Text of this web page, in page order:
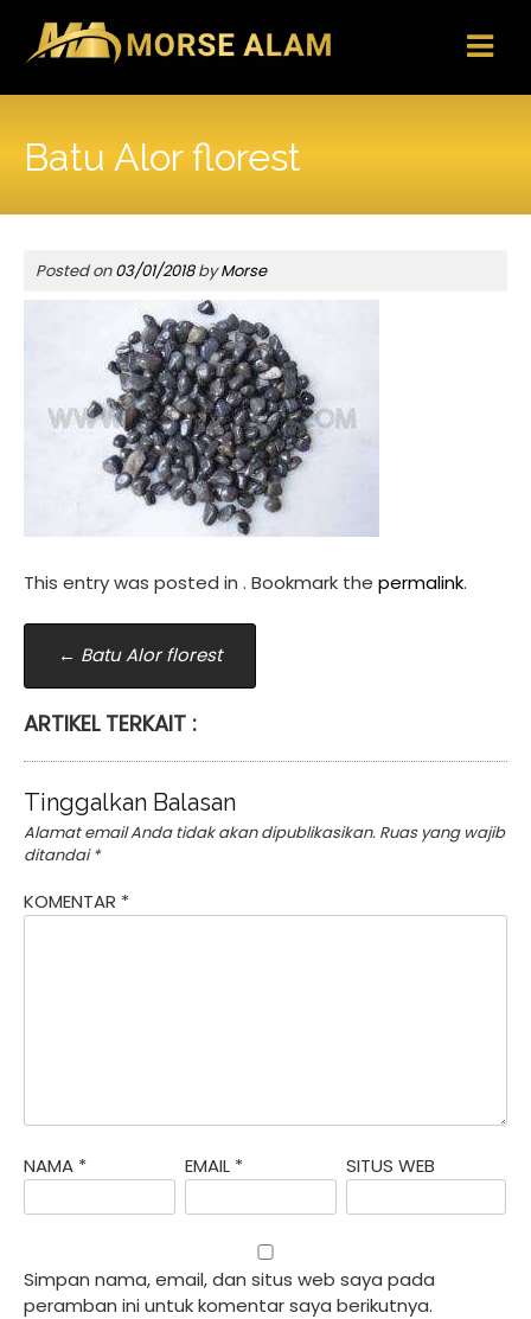
content
Batu Alor florest
Posted on03/01/2018byMorse
This entry was posted in . Bookmark the permalink.
Post
navigation
← Batu Alor florest
ARTIKEL TERKAIT :
Tinggalkan Balasan
Alamat email Anda tidak akan dipublikasikan. Ruas yang wajib
ditandai*
KOMENTAR *
NAMA * EMAIL * SITUS WEB
Simpan nama, email, dan situs web saya pada
peramban ini untuk komentar saya berikutnya.